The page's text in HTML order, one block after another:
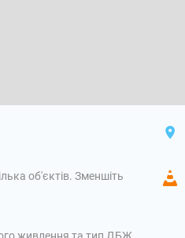
об'єктів. Зменшіть